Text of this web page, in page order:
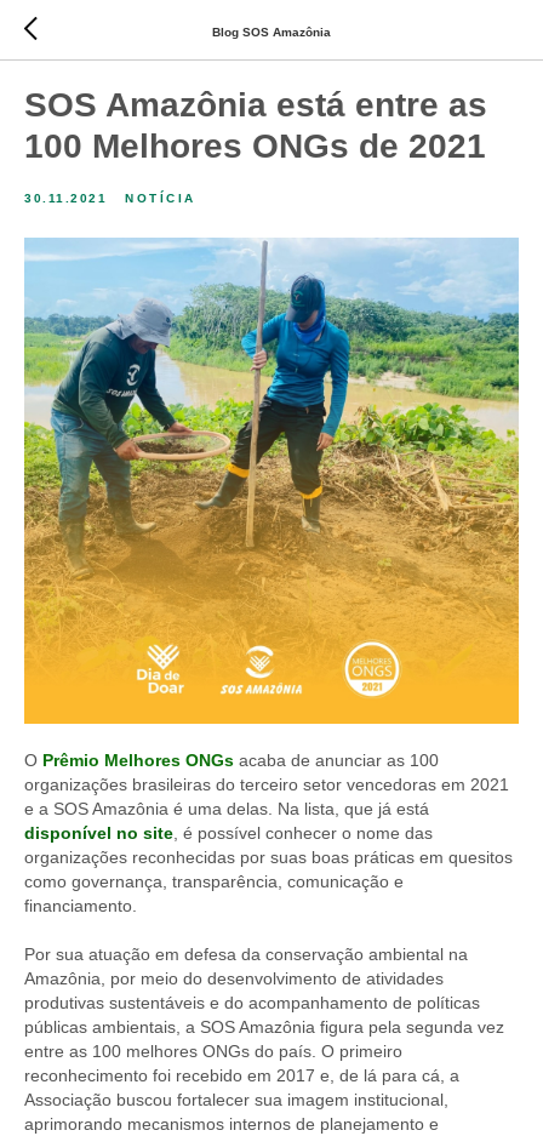
Blog SOS Amazônia
SOS Amazônia está entre as
100 Melhores ONGs de 2021
30.11.2021 NOTÍCIA
O Prêmio Melhores ONGs acaba de anunciar as 100
organizações brasileiras do terceiro setor vencedoras em 2021
e a SOS Amazônia é uma delas. Na lista, que já está
disponível no site , é possível conhecer o nome das
organizações reconhecidas por suas boas práticas em quesitos
como governança, transparência, comunicação e
financiamento.
Por sua atuação em defesa da conservação ambiental na
Amazônia, por meio do desenvolvimento de atividades
produtivas sustentáveis e do acompanhamento de políticas
públicas ambientais, a SOS Amazônia figura pela segunda vez
entre as 100 melhores ONGs do país. O primeiro
reconhecimento foi recebido em 2017 e, de lá para cá, a
Associação buscou fortalecer sua imagem institucional,
aprimorando mecanismos internos de planejamento e